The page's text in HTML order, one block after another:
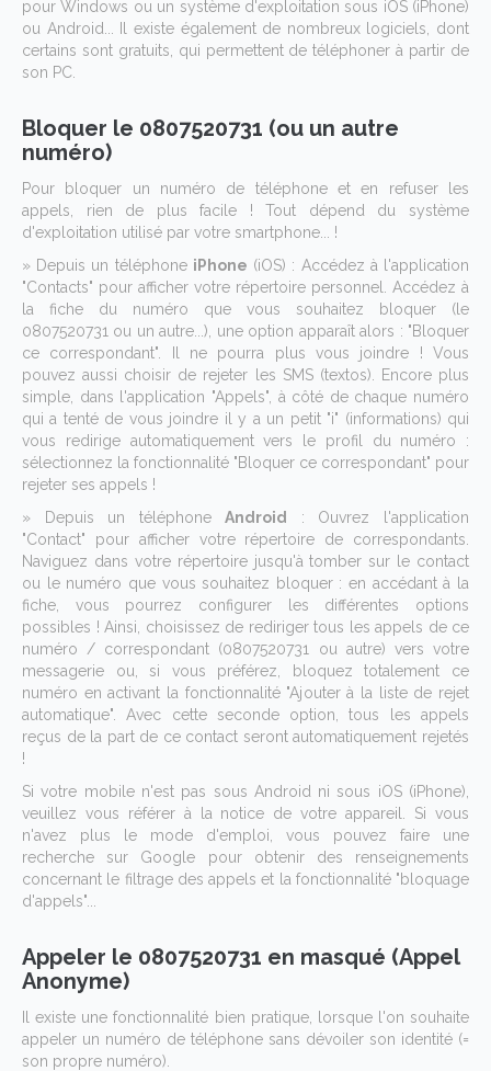
pour Windows ou un système d'exploitation sous iOS (iPhone)
ou Android... Il existe également de nombreux logiciels, dont
certains sont gratuits, qui permettent de téléphoner à partir de
son PC.
Bloquer le 0807520731 (ou un autre
numéro)
Pour bloquer un numéro de téléphone et en refuser les
appels, rien de plus facile ! Tout dépend du système
d'exploitation utilisé par votre smartphone... !
» Depuis un téléphone iPhone (iOS) : Accédez à l'application
"Contacts" pour afficher votre répertoire personnel. Accédez à
la fiche du numéro que vous souhaitez bloquer (le
0807520731 ou un autre...), une option apparaît alors : "Bloquer
ce correspondant". Il ne pourra plus vous joindre ! Vous
pouvez aussi choisir de rejeter les SMS (textos). Encore plus
simple, dans l'application "Appels", à côté de chaque numéro
qui a tenté de vous joindre il y a un petit "i" (informations) qui
vous redirige automatiquement vers le profil du numéro :
sélectionnez la fonctionnalité "Bloquer ce correspondant" pour
rejeter ses appels !
» Depuis un téléphoneAndroid
: Ouvrez l'application
"Contact" pour afficher votre répertoire de correspondants.
Naviguez dans votre répertoire jusqu'à tomber sur le contact
ou le numéro que vous souhaitez bloquer : en accédant à la
fiche, vous pourrez configurer les différentes options
possibles ! Ainsi, choisissez de rediriger tous les appels de ce
numéro / correspondant (0807520731 ou autre) vers votre
messagerie ou, si vous préférez, bloquez totalement ce
numéro en activant la fonctionnalité "Ajouter à la liste de rejet
automatique". Avec cette seconde option, tous les appels
reçus de la part de ce contact seront automatiquement rejetés
!
Si votre mobile n'est pas sous Android ni sous iOS (iPhone),
veuillez vous référer à la notice de votre appareil. Si vous
n'avez plus le mode d'emploi, vous pouvez faire une
recherche sur Google pour obtenir des renseignements
concernant le filtrage des appels et la fonctionnalité "bloquage
d'appels"...
Appeler le 0807520731 en masqué (Appel
Anonyme)
Il existe une fonctionnalité bien pratique, lorsque l'on souhaite
appeler un numéro de téléphone sans dévoiler son identité (=
son propre numéro).